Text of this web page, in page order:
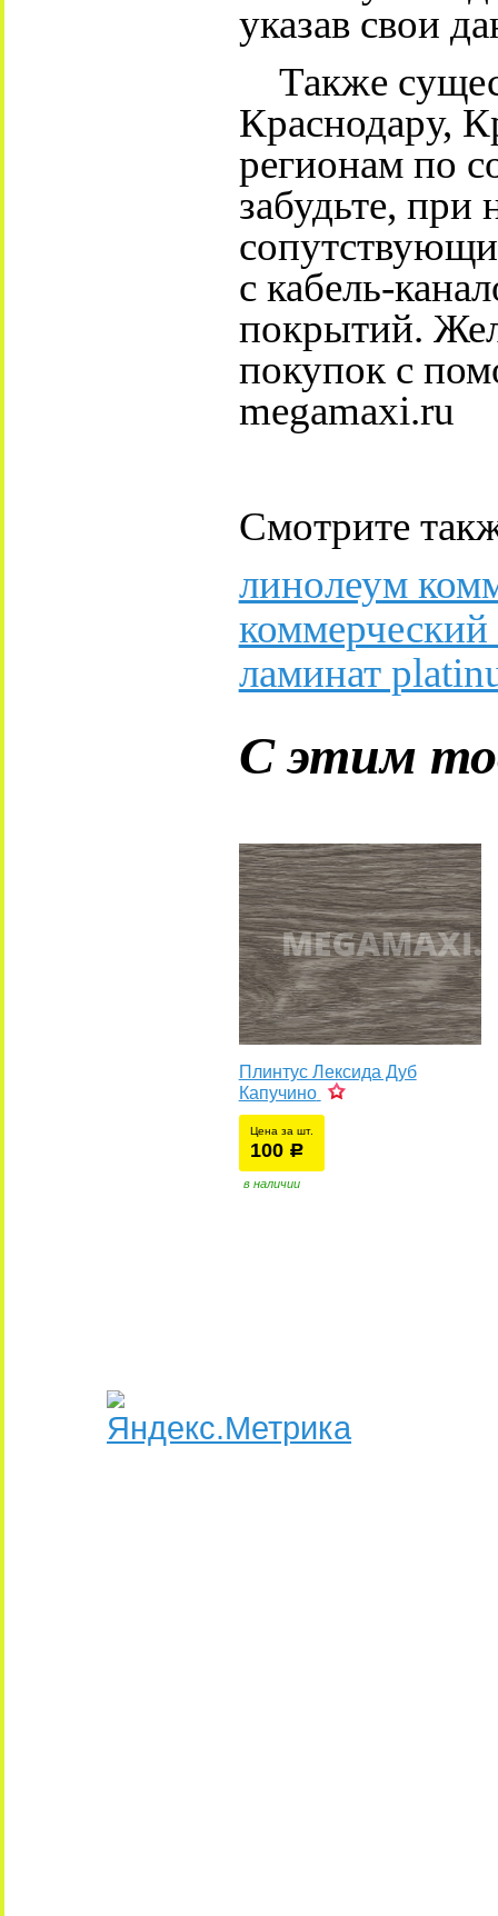
указав свои
Также
Краснодару,
регионам по
забудьте, при
с кабель-
покрытий.
покупок с
megamaxi.ru
Смотрите
линолеум
ламинат
С этим
Плинтус Лексида Дуб
Капучино
Цена за шт.
100 р
в наличии